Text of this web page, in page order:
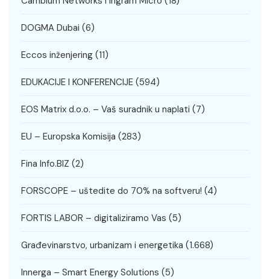
DOGMA Dubai (6)
Eccos inženjering (11)
EDUKACIJE I KONFERENCIJE (594)
EOS Matrix d.o.o. – Vaš suradnik u naplati (7)
EU – Europska Komisija (283)
Fina Info.BIZ (2)
FORSCOPE – uštedite do 70% na softveru! (4)
FORTIS LABOR – digitaliziramo Vas (5)
Građevinarstvo, urbanizam i energetika (1.668)
Innerga – Smart Energy Solutions (5)